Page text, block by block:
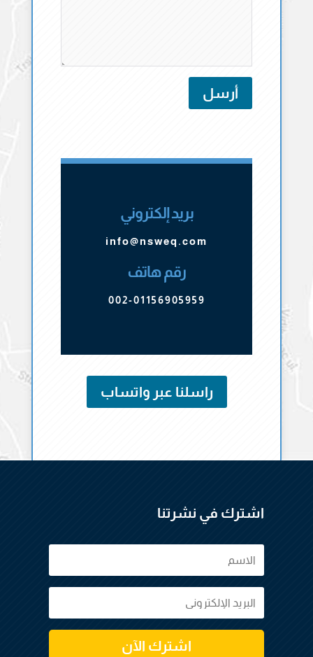
أرسل
بريد إلكتروني
info@nsweq.com
رقم هاتف
002-01156905959
راسلنا عبر واتساب
اشترك في نشرتنا
اشترك الآن